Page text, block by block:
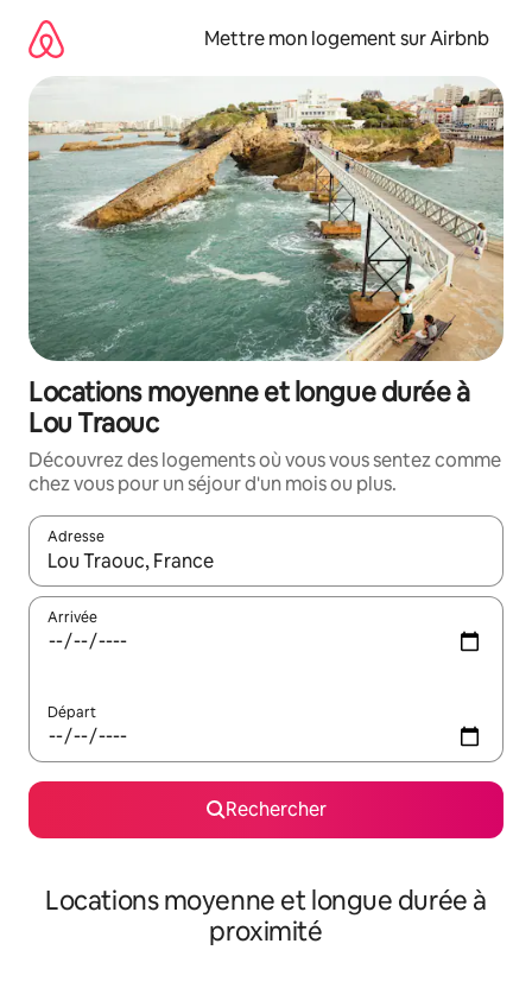
directement
contenu
Mettre mon logement sur Airbnb
Locations moyenne et longue durée à
Lou Traouc
Découvrez des logements où vous vous sentez comme
chez vous pour un séjour d'un mois ou plus.
Adresse
Lorsque les résultats s'affichent, utilisez les flèches vers le
Arrivée
Départ
Rechercher
Locations moyenne et longue durée à
proximité